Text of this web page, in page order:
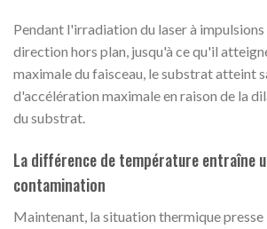
Pendant l'irradiation du laser à impulsions
direction hors plan, jusqu'à ce qu'il
maximale du faisceau, le substrat atteint
d'accélération maximale en raison de la
du substrat.
La différence de température entraîne
contamination
Maintenant, la situation thermique